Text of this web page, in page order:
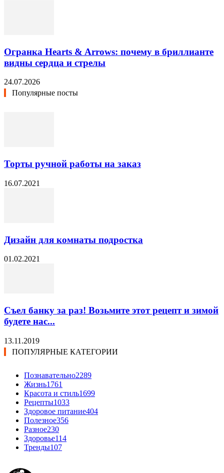
Огранка Hearts & Arrows: почему в бриллианте
видны сердца и стрелы
24.07.2026
Популярные посты
Торты ручной работы на заказ
16.07.2021
Дизайн для комнаты подростка
01.02.2021
Съел банку за раз! Возьмите этот рецепт и зимой
будете нас...
13.11.2019
ПОПУЛЯРНЫЕ КАТЕГОРИИ
Познавательно2289
Жизнь1761
Красота и стиль1699
Рецепты1033
Здоровое питание404
Полезное356
Разное230
Здоровье114
Тренды107